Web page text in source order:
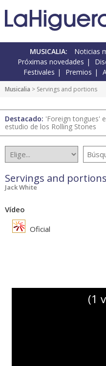
MUSICALIA: Noticias
Próximas novedades
Festivales
Premios
Musicalia > Servings and portions
Destacado: 'Foreign tongues'
estudio de los Rolling Stones
Servings and portions
Jack White
Vídeo
Oficial
(1